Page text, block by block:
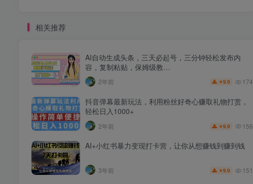
相关推荐
AI自动生成头条，三天必起号，三分钟轻松发布内
容，复制粘贴，保姆级教…
2年前 ￥9.9 174
抖音弹幕最新玩法，利用粉丝好奇心赚取礼物打赏，
轻松日入1000+
2年前 ￥9.9 156
AI+小红书暴力变现打卡营，让你从想赚钱到赚到钱
3年前 ￥9.9 151